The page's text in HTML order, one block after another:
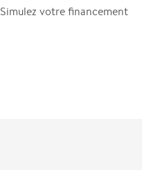
Simulez votre financement